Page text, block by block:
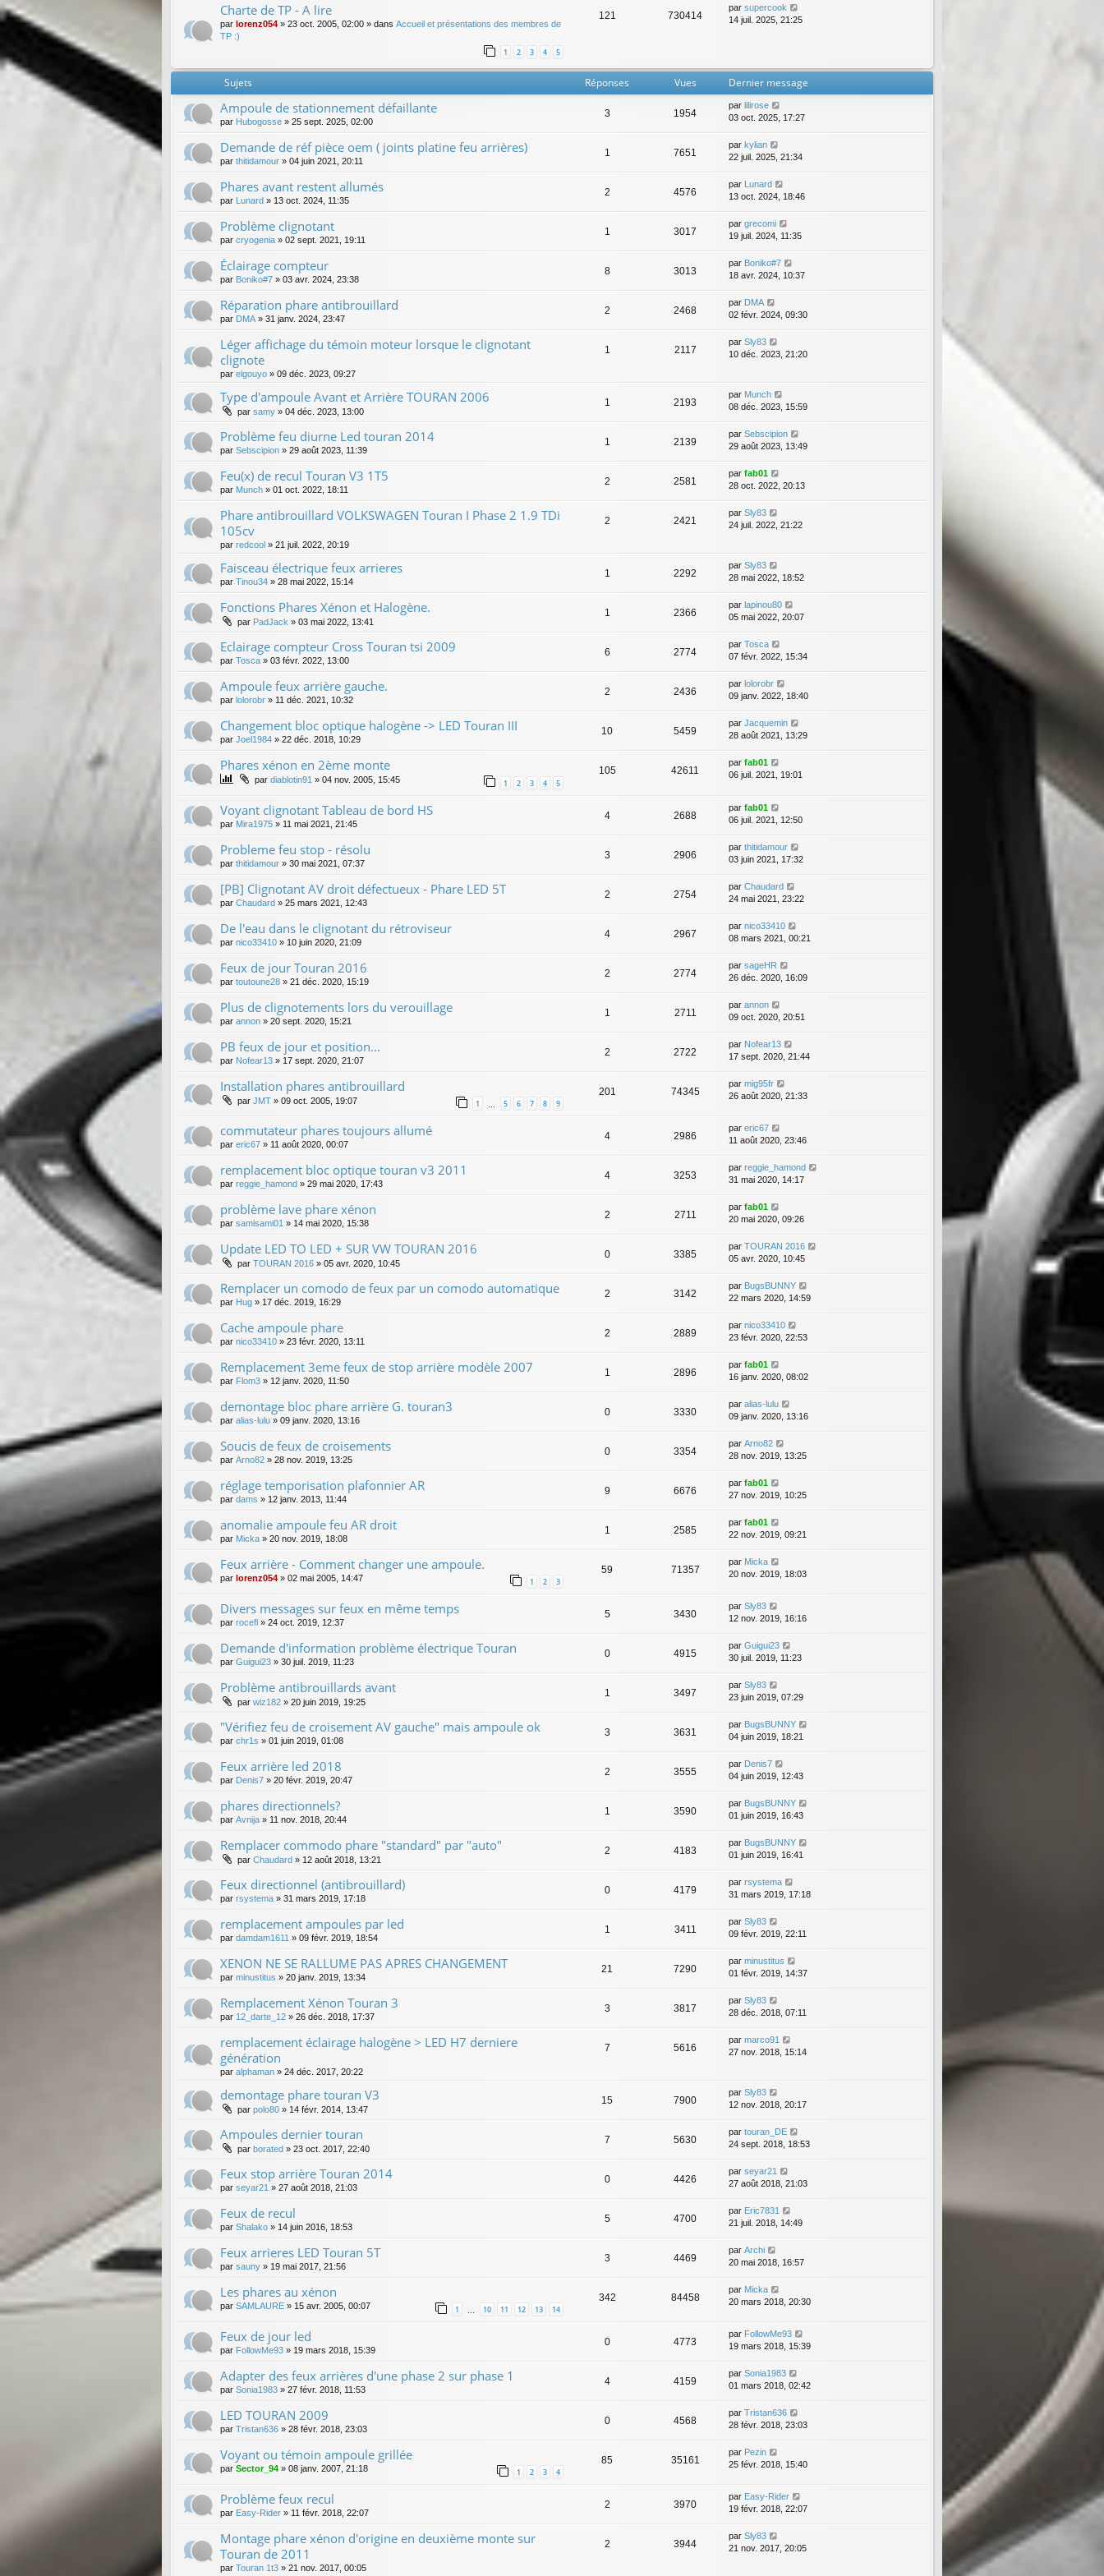
Charte de TP - A lire
par lorenz054 » 23 oct. 2005, 02:00 » dans Accueil et présentations des membres de
TP :)
1 2 3 4 5
121 730414
par supercook
14 juil. 2025, 21:25
Sujets Réponses Vues Dernier message
Ampoule de stationnement défaillante
par Hubogosse » 25 sept. 2025, 02:00
3 1954
par lilirose
03 oct. 2025, 17:27
Demande de réf pièce oem ( joints platine feu arrières)
par thitidamour » 04 juin 2021, 20:11
1 7651
par kylian
22 juil. 2025, 21:34
Phares avant restent allumés
par Lunard » 13 oct. 2024, 11:35
2 4576
par Lunard
13 oct. 2024, 18:46
Problème clignotant
par cryogenia » 02 sept. 2021, 19:11
1 3017
par grecomi
19 juil. 2024, 11:35
Éclairage compteur
par Boniko#7 » 03 avr. 2024, 23:38
8 3013
par Boniko#7
18 avr. 2024, 10:37
Réparation phare antibrouillard
par DMA » 31 janv. 2024, 23:47
2 2468
par DMA
02 févr. 2024, 09:30
Léger affichage du témoin moteur lorsque le clignotant
clignote
par elgouyo » 09 déc. 2023, 09:27
1 2117
par Sly83
10 déc. 2023, 21:20
Type d'ampoule Avant et Arrière TOURAN 2006
par samy » 04 déc. 2023, 13:00
1 2193
par Munch
08 déc. 2023, 15:59
Problème feu diurne Led touran 2014
par Sebscipion » 29 août 2023, 11:39
1 2139
par Sebscipion
29 août 2023, 13:49
Feu(x) de recul Touran V3 1T5
par Munch » 01 oct. 2022, 18:11
2 2581
par fab01
28 oct. 2022, 20:13
Phare antibrouillard VOLKSWAGEN Touran I Phase 2 1.9 TDi
105cv
par redcool » 21 juil. 2022, 20:19
2 2421
par Sly83
24 juil. 2022, 21:22
Faisceau électrique feux arrieres
par Tinou34 » 28 mai 2022, 15:14
1 2292
par Sly83
28 mai 2022, 18:52
Fonctions Phares Xénon et Halogène.
par PadJack » 03 mai 2022, 13:41
1 2366
par lapinou80
05 mai 2022, 20:07
Eclairage compteur Cross Touran tsi 2009
par Tosca » 03 févr. 2022, 13:00
6 2774
par Tosca
07 févr. 2022, 15:34
Ampoule feux arrière gauche.
par lolorobr » 11 déc. 2021, 10:32
2 2436
par lolorobr
09 janv. 2022, 18:40
Changement bloc optique halogène -> LED Touran III
par Joel1984 » 22 déc. 2018, 10:29
10 5459
par Jacquemin
28 août 2021, 13:29
Phares xénon en 2ème monte
par diablotin91 » 04 nov. 2005, 15:45 1 2 3 4 5
105 42611
par fab01
06 juil. 2021, 19:01
Voyant clignotant Tableau de bord HS
par Mira1975 » 11 mai 2021, 21:45
4 2688
par fab01
06 juil. 2021, 12:50
Probleme feu stop - résolu
par thitidamour » 30 mai 2021, 07:37
3 2906
par thitidamour
03 juin 2021, 17:32
[PB] Clignotant AV droit défectueux - Phare LED 5T
par Chaudard » 25 mars 2021, 12:43
2 2754
par Chaudard
24 mai 2021, 23:22
De l'eau dans le clignotant du rétroviseur
par nico33410 » 10 juin 2020, 21:09
4 2967
par nico33410
08 mars 2021, 00:21
Feux de jour Touran 2016
par toutoune28 » 21 déc. 2020, 15:19
2 2774
par sageHR
26 déc. 2020, 16:09
Plus de clignotements lors du verouillage
par annon » 20 sept. 2020, 15:21
1 2711
par annon
09 oct. 2020, 20:51
PB feux de jour et position...
par Nofear13 » 17 sept. 2020, 21:07
2 2722
par Nofear13
17 sept. 2020, 21:44
Installation phares antibrouillard
par JMT » 09 oct. 2005, 19:07 1 5 6 7 8 9
201 74345
par mig95fr
26 août 2020, 21:33
commutateur phares toujours allumé
par eric67 » 11 août 2020, 00:07
4 2986
par eric67
11 août 2020, 23:46
remplacement bloc optique touran v3 2011
par reggie_hamond » 29 mai 2020, 17:43
4 3253
par reggie_hamond
31 mai 2020, 14:17
problème lave phare xénon
par samisami01 » 14 mai 2020, 15:38
2 2711
par fab01
20 mai 2020, 09:26
Update LED TO LED + SUR VW TOURAN 2016
par TOURAN 2016 » 05 avr. 2020, 10:45
0 3385
par TOURAN 2016
05 avr. 2020, 10:45
Remplacer un comodo de feux par un comodo automatique
par Hug » 17 déc. 2019, 16:29
2 3142
par BugsBUNNY
22 mars 2020, 14:59
Cache ampoule phare
par nico33410 » 23 févr. 2020, 13:11
2 2889
par nico33410
23 févr. 2020, 22:53
Remplacement 3eme feux de stop arrière modèle 2007
par Flom3 » 12 janv. 2020, 11:50
1 2896
par fab01
16 janv. 2020, 08:02
demontage bloc phare arrière G. touran3
par alias-lulu » 09 janv. 2020, 13:16
0 3330
par alias-lulu
09 janv. 2020, 13:16
Soucis de feux de croisements
par Arno82 » 28 nov. 2019, 13:25
0 3354
par Arno82
28 nov. 2019, 13:25
réglage temporisation plafonnier AR
par dams » 12 janv. 2013, 11:44
9 6676
par fab01
27 nov. 2019, 10:25
anomalie ampoule feu AR droit
par Micka » 20 nov. 2019, 18:08
1 2585
par fab01
22 nov. 2019, 09:21
Feux arrière - Comment changer une ampoule.
par lorenz054 » 02 mai 2005, 14:47 1 2 3
59 71357
par Micka
20 nov. 2019, 18:03
Divers messages sur feux en même temps
par rocefl » 24 oct. 2019, 12:37
5 3430
par Sly83
12 nov. 2019, 16:16
Demande d'information problème électrique Touran
par Guigui23 » 30 juil. 2019, 11:23
0 4915
par Guigui23
30 juil. 2019, 11:23
Problème antibrouillards avant
par wiz182 » 20 juin 2019, 19:25
1 3497
par Sly83
23 juin 2019, 07:29
"Vérifiez feu de croisement AV gauche" mais ampoule ok
par chr1s » 01 juin 2019, 01:08
3 3631
par BugsBUNNY
04 juin 2019, 18:21
Feux arrière led 2018
par Denis7 » 20 févr. 2019, 20:47
2 3555
par Denis7
04 juin 2019, 12:43
phares directionnels?
par Avnija » 11 nov. 2018, 20:44
1 3590
par BugsBUNNY
01 juin 2019, 16:43
Remplacer commodo phare "standard" par "auto"
par Chaudard » 12 août 2018, 13:21
2 4183
par BugsBUNNY
01 juin 2019, 16:41
Feux directionnel (antibrouillard)
par rsystema » 31 mars 2019, 17:18
0 4179
par rsystema
31 mars 2019, 17:18
remplacement ampoules par led
par damdam1611 » 09 févr. 2019, 18:54
1 3411
par Sly83
09 févr. 2019, 22:11
XENON NE SE RALLUME PAS APRES CHANGEMENT
par minustitus » 20 janv. 2019, 13:34
21 7290
par minustitus
01 févr. 2019, 14:37
Remplacement Xénon Touran 3
par 12_darte_12 » 26 déc. 2018, 17:37
3 3817
par Sly83
28 déc. 2018, 07:11
remplacement éclairage halogène > LED H7 derniere
génération
par alphaman » 24 déc. 2017, 20:22
7 5616
par marco91
27 nov. 2018, 15:14
demontage phare touran V3
par polo80 » 14 févr. 2014, 13:47
15 7900
par Sly83
12 nov. 2018, 20:17
Ampoules dernier touran
par borated » 23 oct. 2017, 22:40
7 5630
par touran_DE
24 sept. 2018, 18:53
Feux stop arrière Touran 2014
par seyar21 » 27 août 2018, 21:03
0 4426
par seyar21
27 août 2018, 21:03
Feux de recul
par Shalako » 14 juin 2016, 18:53
5 4700
par Eric7831
21 juil. 2018, 14:49
Feux arrieres LED Touran 5T
par sauny » 19 mai 2017, 21:56
3 4469
par Archi
20 mai 2018, 16:57
Les phares au xénon
par SAMLAURE » 15 avr. 2005, 00:07 1 10 11 12 13 14
342 84458
par Micka
20 mars 2018, 20:30
Feux de jour led
par FollowMe93 » 19 mars 2018, 15:39
0 4773
par FollowMe93
19 mars 2018, 15:39
Adapter des feux arrières d'une phase 2 sur phase 1
par Sonia1983 » 27 févr. 2018, 11:53
4 4159
par Sonia1983
01 mars 2018, 02:42
LED TOURAN 2009
par Tristan636 » 28 févr. 2018, 23:03
0 4568
par Tristan636
28 févr. 2018, 23:03
Voyant ou témoin ampoule grillée
par Sector_94 » 08 janv. 2007, 21:18 1 2 3 4
85 35161
par Pezin
25 févr. 2018, 15:40
Problème feux recul
par Easy-Rider » 11 févr. 2018, 22:07
2 3970
par Easy-Rider
19 févr. 2018, 22:07
Montage phare xénon d'origine en deuxième monte sur
Touran de 2011
par Touran 1t3 » 21 nov. 2017, 00:05
2 3944
par Sly83
21 nov. 2017, 20:05